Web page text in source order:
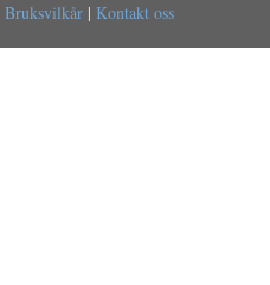
Bruksvilkår | Kontakt oss